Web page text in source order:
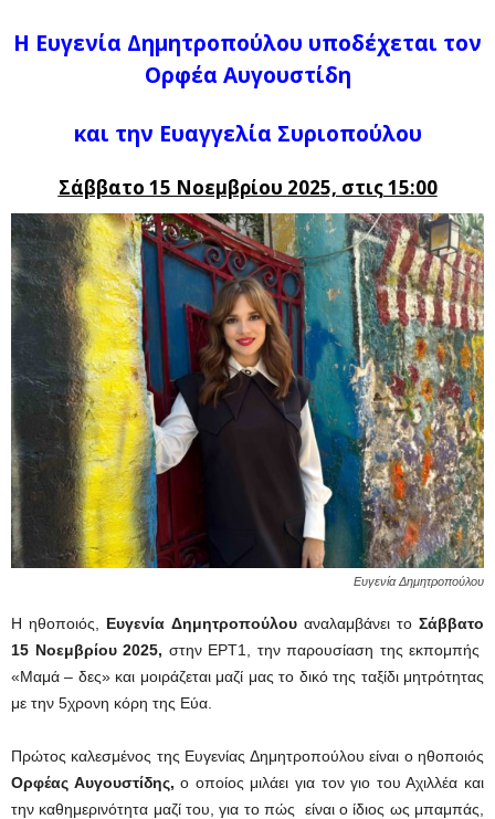
Η Ευγενία Δημητροπούλου υποδέχεται τον
Ορφέα Αυγουστίδη
και την Ευαγγελία Συριοπούλου
Σάββατο 15 Νοεμβρίου 2025, στις 15:00
Ευγενία Δημητροπούλου
Η ηθοποιός, Ευγενία Δημητροπούλουαναλαμβάνει τοΣάββατο
15 Νοεμβρίου 2025, στην ΕΡΤ1, την παρουσίαση της εκπομπής
«Μαμά – δες» και μοιράζεται μαζί μας το δικό της ταξίδι μητρότητας
με την 5χρονη κόρη της Εύα.
Πρώτος καλεσμένος της Ευγενίας Δημητροπούλου είναι ο ηθοποιός
Ορφέας Αυγουστίδης,ο οποίος μιλάει για τον γιο του Αχιλλέα και
την καθημερινότητα μαζί του, για το πώς είναι ο ίδιος ως μπαμπάς,